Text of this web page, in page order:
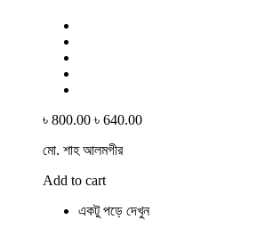
৳ 800.00 ৳ 640.00
মো. শাহ আলমগীর
Add to cart
একটু পড়ে দেখুন